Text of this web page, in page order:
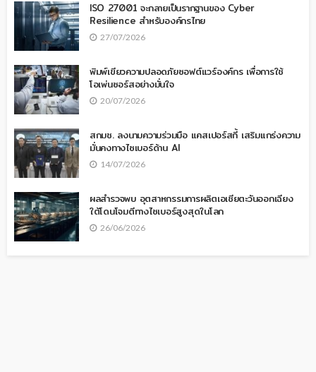
ISO 27001 จะกลายเป็นรากฐานของ Cyber
Resilience สำหรับองค์กรไทย
27/07/2026
พิมพ์เขียวความปลอดภัยซอฟต์แวร์องค์กร เพื่อการใช้
โอเพ่นซอร์สอย่างมั่นใจ
20/07/2026
สกมช. ลงนามความร่วมมือ แคสเปอร์สกี้ เสริมแกร่งความ
มั่นคงทางไซเบอร์ด้าน AI
14/07/2026
ผลสำรวจพบ อุตสาหกรรมการผลิตเอเชียตะวันออกเฉียง
ใต้โดนโจมตีทางไซเบอร์สูงสุดในโลก
26/06/2026